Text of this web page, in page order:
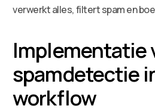
verwerkt alles, filtert spam en
Implementatie
spamdetectie
workflow